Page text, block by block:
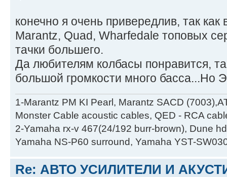
конечно я очень привередлив, так как
Marantz, Quad, Wharfedale топовых
тачки большего.
Да любителям колбасы понравится,
большой громкости много басса...Но
1-Marantz PM KI Pearl, Marantz SACD
Monster Cable acoustic cables, QED - RCA
2-Yamaha rx-v 467(24/192 burr-brown), Dune
Yamaha NS-P60 surround, Yamaha YST-
Re: АВТО УСИЛИТЕЛИ И